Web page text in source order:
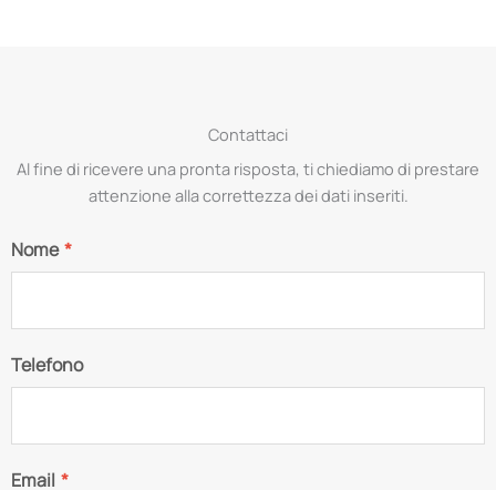
Contattaci
Al fine di ricevere una pronta risposta, ti chiediamo di prestare
attenzione alla correttezza dei dati inseriti.
Nome*
Telefono
Email *